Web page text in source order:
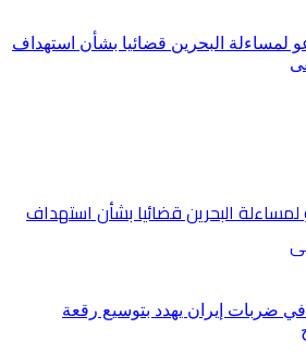
لمساءلة البحرين قضائيا بشأن استهداف